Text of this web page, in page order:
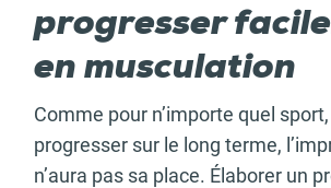
progresser
en musculation
Comme pour n’importe quel
progresser sur le long terme,
n’aura pas sa place. Élaborer un